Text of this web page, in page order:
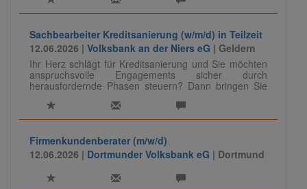
Sachbearbeiter Kreditsanierung (w/m/d) in Teilzeit
12.06.2026 | Volksbank an der Niers eG | Geldern
Ihr Herz schlägt für Kreditsanierung und Sie möchten
anspruchsvolle Engagements sicher durch
herausfordernde Phasen steuern? Dann bringen Sie
Ihre Expertise bei uns ein und gestalten Lösungen, die
Wirkung zeigen.
Firmenkundenberater (m/w/d)
12.06.2026 | Dortmunder Volksbank eG | Dortmund